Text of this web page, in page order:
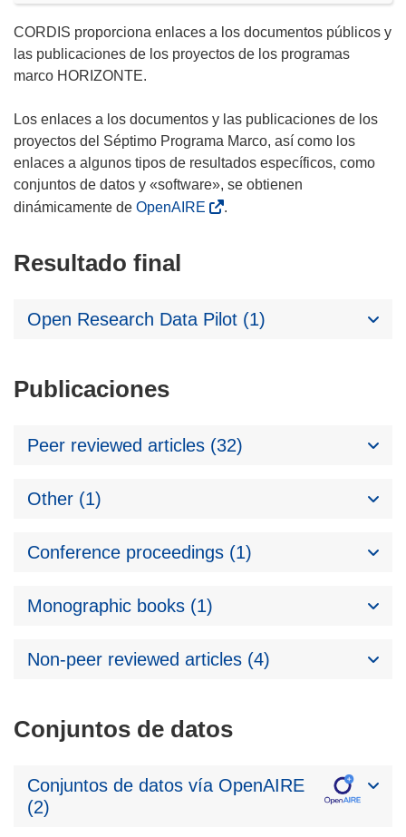
CORDIS proporciona enlaces a los documentos públicos y
las publicaciones de los proyectos de los programas
marco HORIZONTE.
Los enlaces a los documentos y las publicaciones de los
proyectos del Séptimo Programa Marco, así como los
enlaces a algunos tipos de resultados específicos, como
conjuntos de datos y «software», se obtienen
dinámicamente de OpenAIRE .
Resultado final
Open Research Data Pilot (1)
Publicaciones
Peer reviewed articles (32)
Other (1)
Conference proceedings (1)
Monographic books (1)
Non-peer reviewed articles (4)
Conjuntos de datos
Conjuntos de datos vía OpenAIRE
(2)